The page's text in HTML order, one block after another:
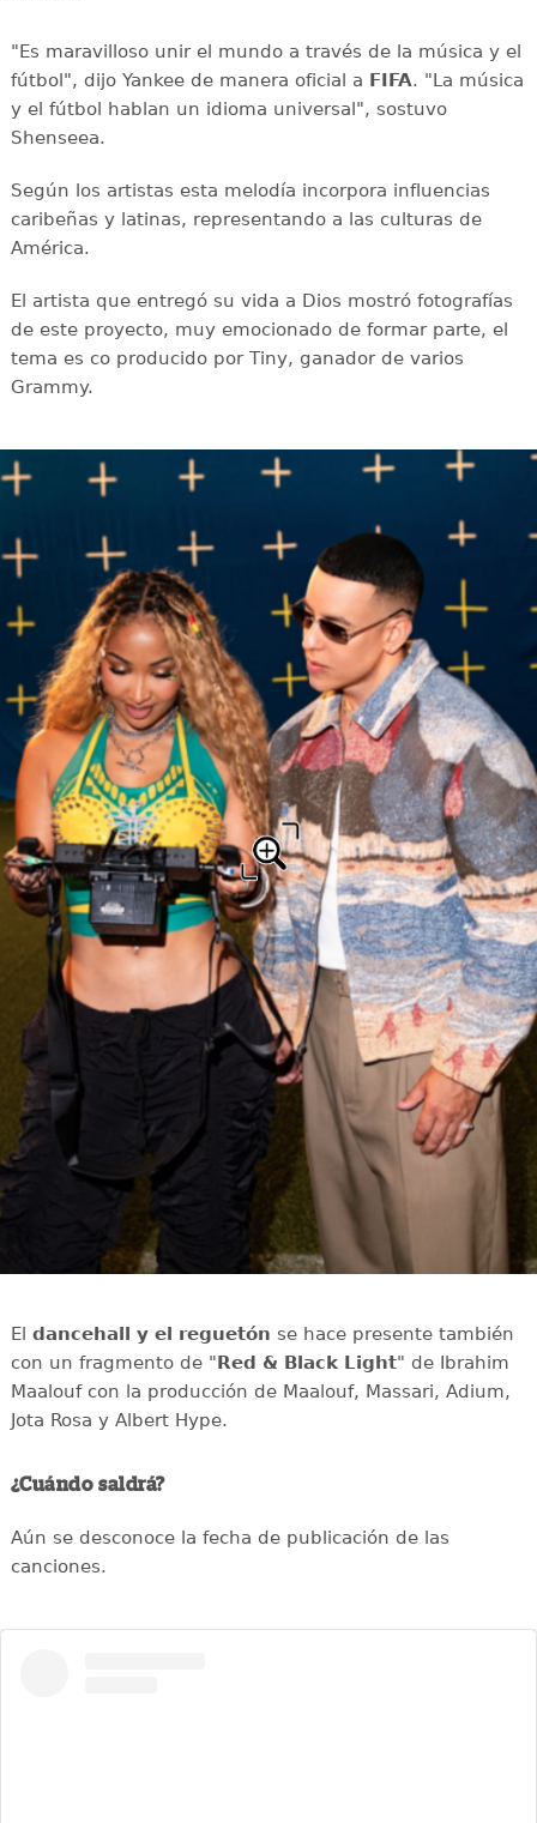
"Es maravilloso unir el mundo a través de la música y el
fútbol", dijo Yankee de manera oficial a FIFA. "La música
y el fútbol hablan un idioma universal", sostuvo
Shenseea.
Según los artistas esta melodía incorpora influencias
caribeñas y latinas, representando a las culturas de
América.
El artista que entregó su vida a Dios mostró fotografías
de este proyecto, muy emocionado de formar parte, el
tema es co producido por Tiny, ganador de varios
Grammy.
El dancehall y el reguetón se hace presente también
con un fragmento de "Red & Black Light" de Ibrahim
Maalouf con la producción de Maalouf, Massari, Adium,
Jota Rosa y Albert Hype.
¿Cuándo saldrá?
Aún se desconoce la fecha de publicación de las
canciones.